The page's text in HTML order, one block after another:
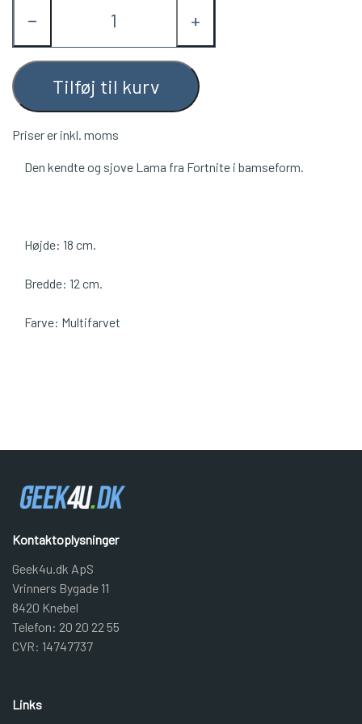
− +
Tilføj til kurv
Priser er inkl. moms
Den kendte og sjove Lama fra Fortnite i bamseform.
Højde: 18 cm.
Bredde: 12 cm.
Farve: Multifarvet
Kontaktoplysninger
Geek4u.dk ApS
Vrinners Bygade 11
8420 Knebel
Telefon: 20 20 22 55
CVR: 14747737
Links